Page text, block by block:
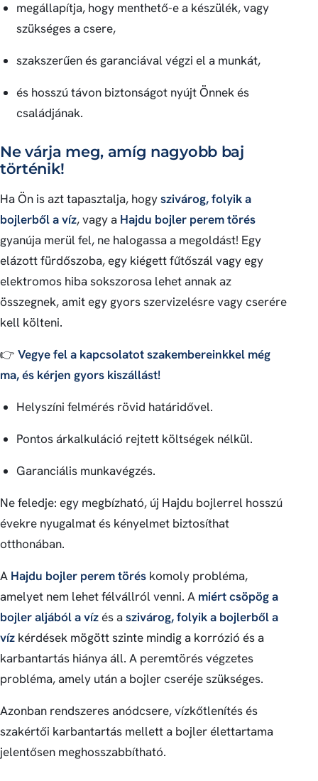
megállapítja, hogy menthető-e a készülék, vagy
szükséges a csere,
szakszerűen és garanciával végzi el a munkát,
és hosszú távon biztonságot nyújt Önnek és
családjának.
Ne várja meg, amíg nagyobb baj
történik!
Ha Ön is azt tapasztalja, hogyszivárog, folyik a
bojlerből a víz, vagy a Hajdu bojler perem törés
gyanúja merül fel, ne halogassa a megoldást! Egy
elázott fürdőszoba, egy kiégett fűtőszál vagy egy
elektromos hiba sokszorosa lehet annak az
összegnek, amit egy gyors szervizelésre vagy cserére
kell költeni.
👉 Vegye fel a kapcsolatot szakembereinkkel még
ma, és kérjen gyors kiszállást!
Helyszíni felmérés rövid határidővel.
Pontos árkalkuláció rejtett költségek nélkül.
Garanciális munkavégzés.
Ne feledje: egy megbízható, új Hajdu bojlerrel hosszú
évekre nyugalmat és kényelmet biztosíthat
otthonában.
A Hajdu bojler perem törés komoly probléma,
amelyet nem lehet félvállról venni. A miért csöpög a
bojler aljából a vízés aszivárog, folyik a bojlerből a
víz kérdések mögött szinte mindig a korrózió és a
karbantartás hiánya áll. A peremtörés végzetes
probléma, amely után a bojler cseréje szükséges.
Azonban rendszeres anódcsere, vízkőtlenítés és
szakértői karbantartás mellett a bojler élettartama
jelentősen meghosszabbítható.